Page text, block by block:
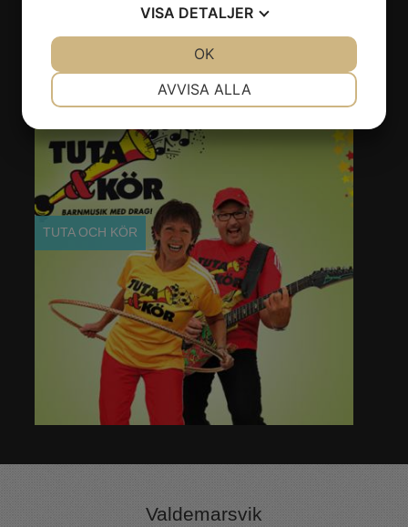
TUTA OCH KÖR
Valdemarsvik
VISA DETALJER
MARKNADSFÖRING
AVVISA ALLA
OK